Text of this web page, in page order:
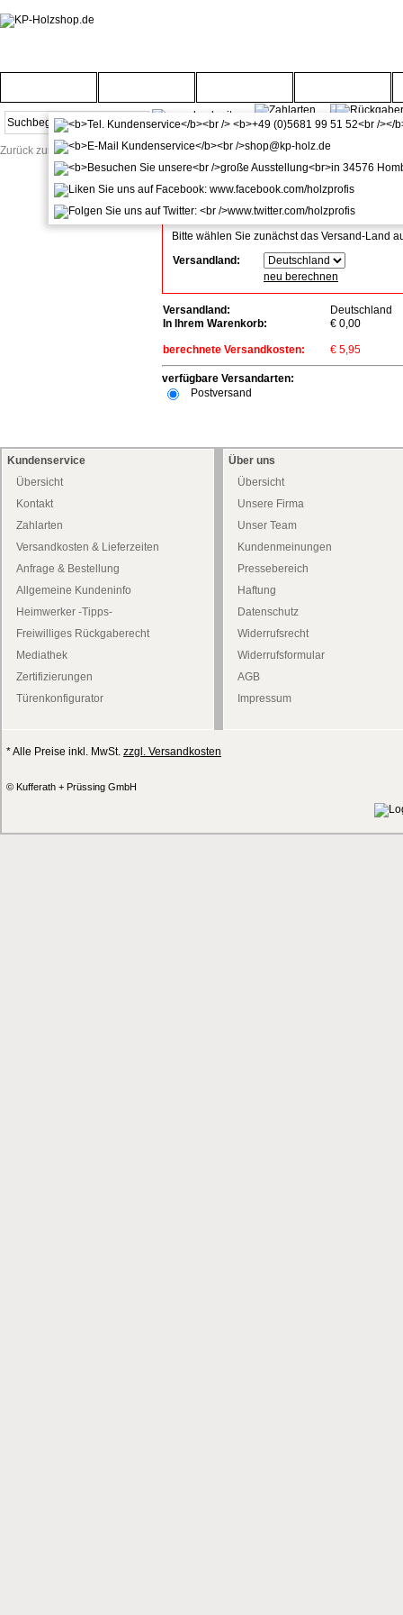
Zurück zur Startseite
Versandkosten-Info
Alle angegebenen Preise verstehen sich inkl.
Bitte wählen Sie zunächst das Versand-Land
Versandland:
neu berechnen
Versandland:
Deutschland
In Ihrem Warenkorb:
€ 0,00
berechnete Versandkosten: € 5,95
verfügbare Versandarten:
Postversand
Kundenservice
Übersicht
Kontakt
Zahlarten
Versandkosten & Lieferzeiten
Anfrage & Bestellung
Allgemeine Kundeninfo
Heimwerker -Tipps-
Freiwilliges Rückgaberecht
Mediathek
Zertifizierungen
Türenkonfigurator
Über uns
Übersicht
Unsere Firma
Unser Team
Kundenmeinungen
Pressebereich
Haftung
Datenschutz
Widerrufsrecht
Widerrufsformular
AGB
Impressum
* Alle Preise inkl. MwSt. zzgl. Versandkosten
© Kufferath + Prüssing GmbH